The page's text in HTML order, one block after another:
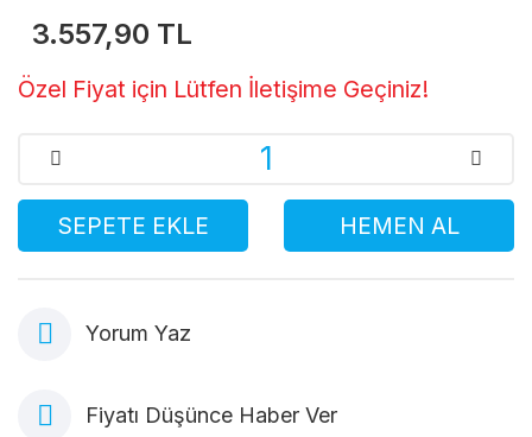
3.557,90 TL
Özel Fiyat için Lütfen İletişime Geçiniz!
SEPETE EKLE HEMEN AL
Yorum Yaz
Fiyatı Düşünce Haber Ver